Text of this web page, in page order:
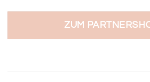
ZUM